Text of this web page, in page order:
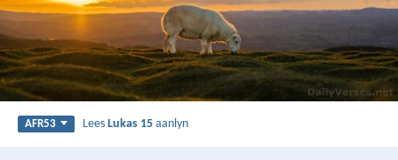
AFR53 LeesLukas 15 aanlyn